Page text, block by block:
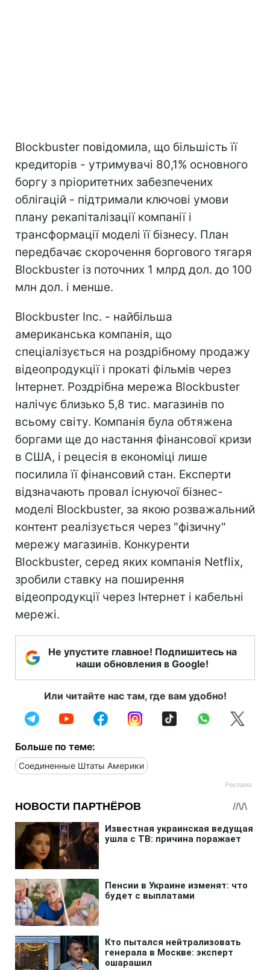
Blockbuster повідомила, що більшість її
кредиторів - утримувачі 80,1% основного
боргу з пріоритетних забезпечених
облігацій - підтримали ключові умови
плану рекапіталізації компанії і
трансформації моделі її бізнесу. План
передбачає скорочення боргового тягаря
Blockbuster із поточних 1 млрд дол. до 100
млн дол. і менше.
Blockbuster Inc. - найбільша
американська компанія, що
спеціалізується на роздрібному продажу
відеопродукції і прокаті фільмів через
Інтернет. Роздрібна мережа Blockbuster
налічує близько 5,8 тис. магазинів по
всьому світу. Компанія була обтяжена
боргами ще до настання фінансової кризи
в США, і рецесія в економіці лише
посилила її фінансовий стан. Експерти
відзначають провал існуючої бізнес-
моделі Blockbuster, за якою розважальний
контент реалізується через "фізичну"
мережу магазинів. Конкуренти
Blockbuster, серед яких компанія Netflix,
зробили ставку на поширення
відеопродукції через Інтернет і кабельні
мережі.
Не упустите главное! Подпишитесь на
наши обновления в Google!
Или читайте нас там, где вам удобно!
Больше по теме:
Соединенные Штаты Америки